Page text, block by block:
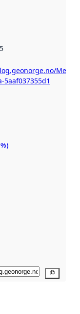
5aaf037355d1